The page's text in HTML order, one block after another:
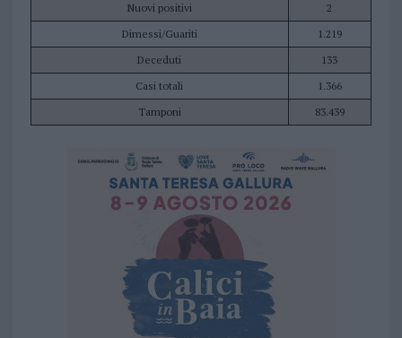
Nuovi positivi
2
Dimessi/Guariti
1.219
Deceduti
133
Casi totali
1.366
Tamponi
83.439